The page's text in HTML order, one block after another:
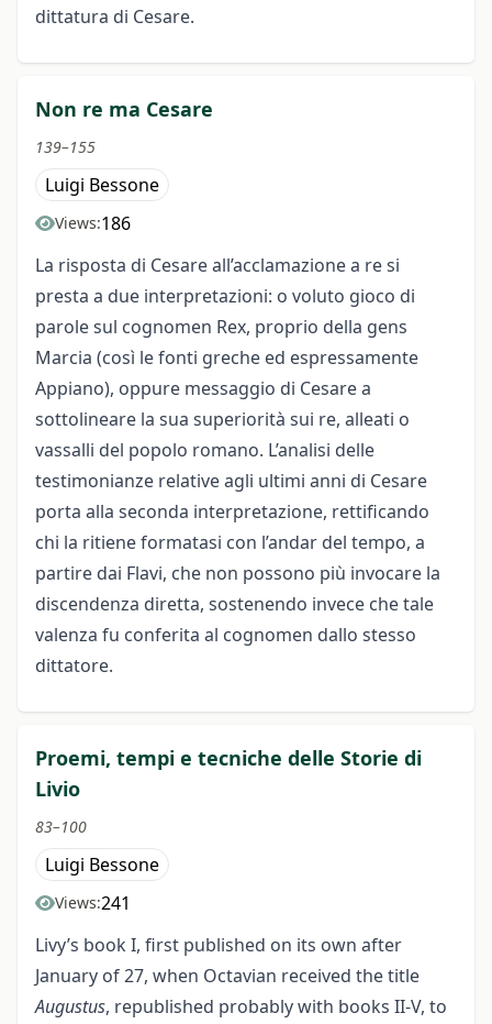
dittatura di Cesare.
Non re ma Cesare
139–155
Luigi Bessone
Views:186
La risposta di Cesare all’acclamazione a re si
presta a due interpretazioni: o voluto gioco di
parole sul cognomen Rex, proprio della gens
Marcia (così le fonti greche ed espressamente
Appiano), oppure messaggio di Cesare a
sottolineare la sua superiorità sui re, alleati o
vassalli del popolo romano. L’analisi delle
testimonianze relative agli ultimi anni di Cesare
porta alla seconda interpretazione, rettificando
chi la ritiene formatasi con l’andar del tempo, a
partire dai Flavi, che non possono più invocare la
discendenza diretta, sostenendo invece che tale
valenza fu conferita al cognomen dallo stesso
dittatore.
Proemi, tempi e tecniche delle Storie di
Livio
83–100
Luigi Bessone
Views:241
Livy’s book I, first published on its own after
January of 27, when Octavian received the title
Augustus, republished probably with books II-V, to